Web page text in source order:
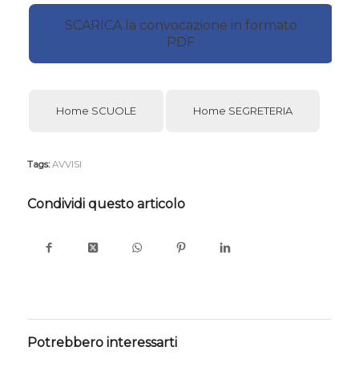
SCARICA la convocazione in formato
PDF
Home SCUOLE Home SEGRETERIA
Tags: AVVISI
Condividi questo articolo
Potrebbero interessarti